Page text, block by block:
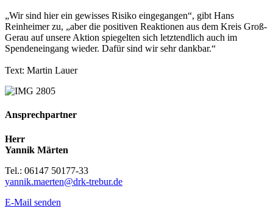
„Wir sind hier ein gewisses Risiko eingegangen“, gibt Hans
Reinheimer zu, „aber die positiven Reaktionen aus dem Kreis Groß-
Gerau auf unsere Aktion spiegelten sich letztendlich auch im
Spendeneingang wieder. Dafür sind wir sehr dankbar.“
Text: Martin Lauer
Ansprechpartner
Herr
Yannik Märten
Tel.: 06147 50177-33
yannik.maerten@drk-trebur.de
E-Mail senden